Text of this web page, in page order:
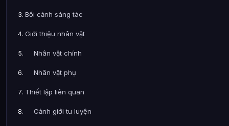
Bối cảnh sáng tác
Giới thiệu nhân vật
Nhân vật chính
Nhân vật phụ
Thiết lập liên quan
Cảnh giới tu luyện